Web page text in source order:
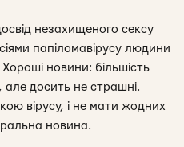
незахищеного сексу
папіломавірусу людини
новини: більшість
але досить не страшні.
вірусу, і не мати жодних
новина.